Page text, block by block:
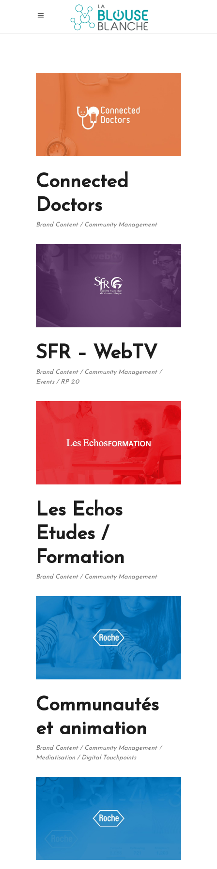
Connected
Doctors
Brand Content / Community Management
SFR – WebTV
Brand Content / Community Management
Events / RP 2.0
Les Echos
Etudes /
Formation
Brand Content / Community Management
Communautés
et animation
Brand Content / Community Management
Mediatisation / Digital Touchpoints